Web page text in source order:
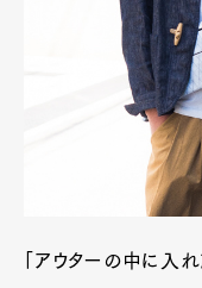
「アウターの中に入